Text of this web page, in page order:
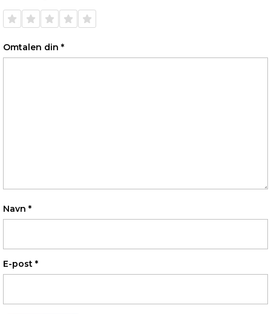
1 av 5
stjerner
2 av 5
stjerner
3 av 5
stjerner
4 av 5
stjerner
5 av 5
stjerner
Omtalen din *
Navn *
E-post *